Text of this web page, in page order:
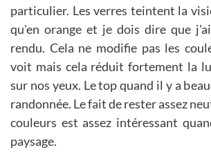
particulier. Les verres teintent la
qu'en orange et je dois dire que
rendu. Cela ne modifie pas les
voit mais cela réduit fortement la
sur nos yeux. Le top quand il y a
randonnée. Le fait de rester assez
couleurs est assez intéressant
paysage.